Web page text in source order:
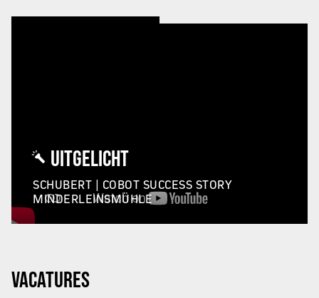
UITGELICHT
SCHUBERT | COBOT SUCCESS STORY
MINDERLEINSMÜHLE
VACATURES